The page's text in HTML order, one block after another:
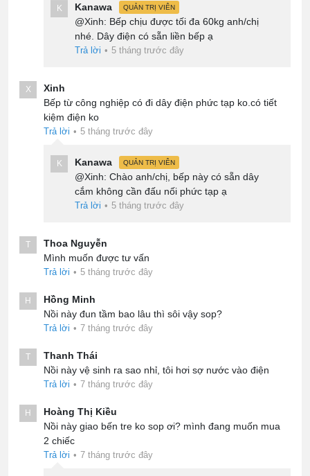
K Kanawa QUẢN TRỊ VIÊN
@Xinh: Bếp chịu được tối đa 60kg anh/chị
nhé. Dây điện có sẵn liền bếp ạ
Trả lời • 5 tháng trước đây
X
Xinh
Bếp từ công nghiệp có đi dây điện phức tạp ko.có tiết
kiệm điện ko
Trả lời • 5 tháng trước đây
K Kanawa QUẢN TRỊ VIÊN
@Xinh: Chào anh/chị, bếp này có sẵn dây
cắm không cần đấu nối phức tạp ạ
Trả lời • 5 tháng trước đây
T
Thoa Nguyễn
Mình muốn được tư vấn
Trả lời • 5 tháng trước đây
H
Hồng Minh
Nồi này đun tầm bao lâu thì sôi vậy sop?
Trả lời • 7 tháng trước đây
T
Thanh Thái
Nồi này vệ sinh ra sao nhỉ, tôi hơi sợ nước vào điện
Trả lời • 7 tháng trước đây
H
Hoàng Thị Kiều
Nồi này giao bến tre ko sop ơi? mình đang muốn mua
2 chiếc
Trả lời • 7 tháng trước đây